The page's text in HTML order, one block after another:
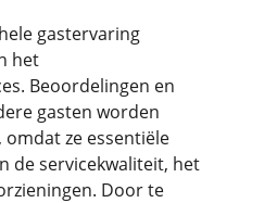
gastervaring
het
Beoordelingen en
gasten worden
ze essentiële
de servicekwaliteit, het
Door te